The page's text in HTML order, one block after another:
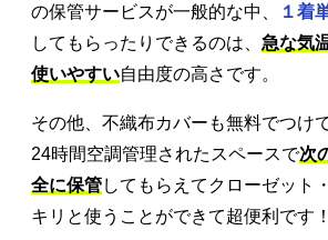
の保管サービスが一般的な中、
１着
してもらったりできるのは、 急な気
使いやすい自由度の高さです。
その他、不織布カバーも無料でつけ
24時間空調管理されたスペースで次
全に保管してもらえてクローゼット
キリと使うことができて超便利です！